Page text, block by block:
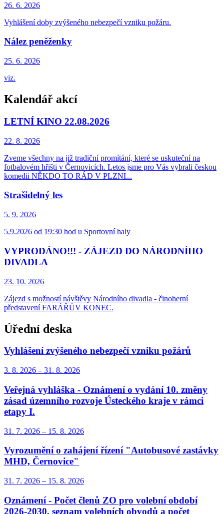
26. 6. 2026
Vyhlášení doby zvýšeného nebezpečí vzniku požáru.
Nález peněženky
25. 6. 2026
viz.
Kalendář akcí
LETNÍ KINO 22.08.2026
22. 8. 2026
Zveme všechny na již tradiční promítání, které se uskuteční na
fotbalovém hřišti v Černovicích. Letos jsme pro Vás vybrali českou
komedii NĚKDO TO RÁD V PLZNI...
Strašidelný les
5. 9. 2026
5.9.2026 od 19:30 hod u Sportovní haly
VYPRODÁNO!!! - ZÁJEZD DO NÁRODNÍHO
DIVADLA
23. 10. 2026
Zájezd s možností návštěvy Národního divadla - činoherní
představení FARÁŘŮV KONEC.
Úřední deska
Vyhlášení zvýšeného nebezpečí vzniku požárů
3. 8. 2026 – 31. 8. 2026
Veřejná vyhláška - Oznámení o vydání 10. změny
zásad územního rozvoje Ústeckého kraje v rámci
etapy I.
31. 7. 2026 – 15. 8. 2026
Vyrozumění o zahájení řízení "Autobusové zastávky
MHD, Černovice"
31. 7. 2026 – 15. 8. 2026
Oznámení - Počet členů ZO pro volební období
2026-2030, seznam volebních obvodů a počet